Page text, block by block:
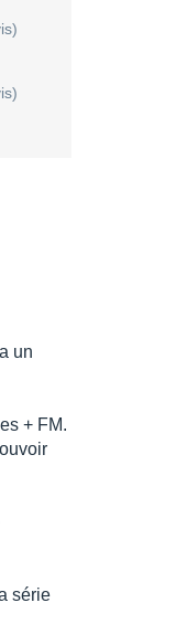
un
+ FM.
série